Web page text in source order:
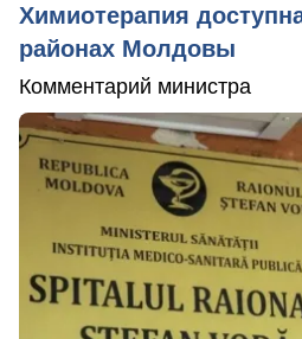
Химиотерапия
районах Молдовы
Комментарий министра